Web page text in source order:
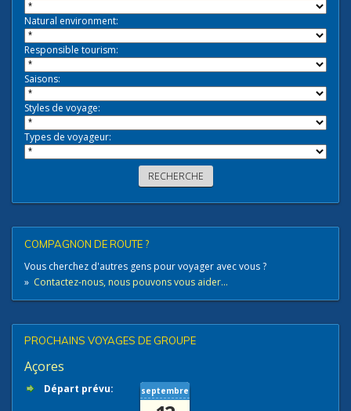
Natural environment:
Responsible tourism:
Saisons:
Styles de voyage:
Types de voyageur:
COMPAGNON DE ROUTE ?
Vous cherchez d'autres gens pour voyager avec vous ?
» Contactez-nous, nous pouvons vous aider...
PROCHAINS VOYAGES DE GROUPE
Açores
Départ prévu: septembre